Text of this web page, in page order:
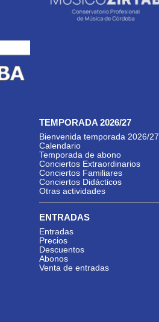
TEMPORADA 2026/27
Bienvenida temporada 2026/27
Calendario
Temporada de abono
Conciertos Extraordinarios
Conciertos Familiares
Conciertos Didácticos
Otras actividades
ENTRADAS
Entradas
Precios
Descuentos
Abonos
Venta de entradas